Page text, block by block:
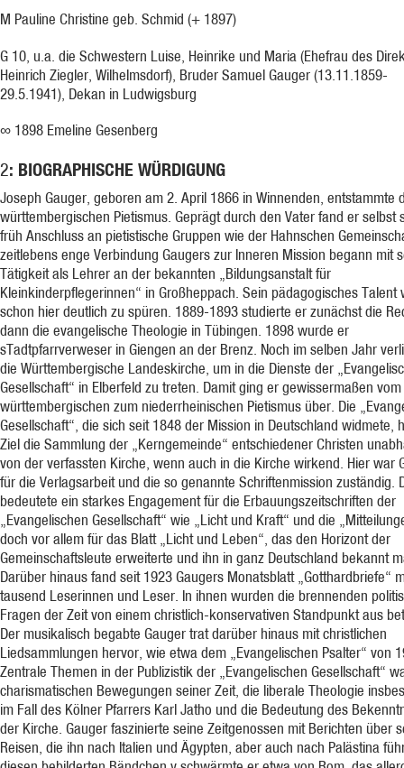
M Pauline Christine geb. Schmid (+ 1897)
G 10, u.a. die Schwestern Luise, Heinrike und Maria (Ehefrau des
Heinrich Ziegler, Wilhelmsdorf), Bruder Samuel Gauger (13.11.1859-
29.5.1941), Dekan in Ludwigsburg
∞ 1898 Emeline Gesenberg
2: BIOGRAPHISCHE WÜRDIGUNG
Joseph Gauger, geboren am 2. April 1866 in Winnenden, entstammte
württembergischen Pietismus. Geprägt durch den Vater fand er selbst
früh Anschluss an pietistische Gruppen wie der Hahnschen
zeitlebens enge Verbindung Gaugers zur Inneren Mission begann mit
Tätigkeit als Lehrer an der bekannten „Bildungsanstalt für
Kleinkinderpflegerinnen“ in Großheppach. Sein pädagogisches Talent
schon hier deutlich zu spüren. 1889-1893 studierte er zunächst die
dann die evangelische Theologie in Tübingen. 1898 wurde er
sTadtpfarrverweser in Giengen an der Brenz. Noch im selben Jahr
die Württembergische Landeskirche, um in die Dienste der
Gesellschaft“ in Elberfeld zu treten. Damit ging er gewissermaßen vom
württembergischen zum niederrheinischen Pietismus über. Die
Gesellschaft“, die sich seit 1848 der Mission in Deutschland widmete,
Ziel die Sammlung der „Kerngemeinde“ entschiedener Christen
von der verfassten Kirche, wenn auch in die Kirche wirkend. Hier war
für die Verlagsarbeit und die so genannte Schriftenmission zuständig.
bedeutete ein starkes Engagement für die Erbauungszeitschriften der
„Evangelischen Gesellschaft“ wie „Licht und Kraft“ und die
doch vor allem für das Blatt „Licht und Leben“, das den Horizont der
Gemeinschaftsleute erweiterte und ihn in ganz Deutschland bekannt
Darüber hinaus fand seit 1923 Gaugers Monatsblatt „Gotthardbriefe“
tausend Leserinnen und Leser. In ihnen wurden die brennenden
Fragen der Zeit von einem christlich-konservativen Standpunkt aus
Der musikalisch begabte Gauger trat darüber hinaus mit christlichen
Liedsammlungen hervor, wie etwa dem „Evangelischen Psalter“ von
Zentrale Themen in der Publizistik der „Evangelischen Gesellschaft“
charismatischen Bewegungen seiner Zeit, die liberale Theologie
im Fall des Kölner Pfarrers Karl Jatho und die Bedeutung des
der Kirche. Gauger faszinierte seine Zeitgenossen mit Berichten über
Reisen, die ihn nach Italien und Ägypten, aber auch nach Palästina